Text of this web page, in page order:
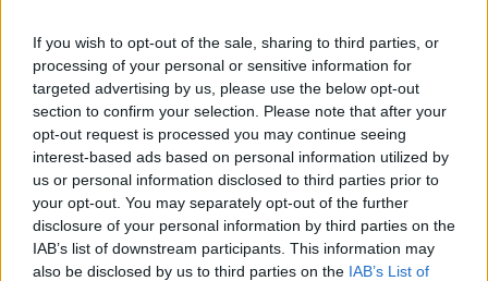
If you wish to opt-out of the sale, sharing to third parties, or
processing of your personal or sensitive information for
targeted advertising by us, please use the below opt-out
section to confirm your selection. Please note that after your
opt-out request is processed you may continue seeing
interest-based ads based on personal information utilized by
us or personal information disclosed to third parties prior to
your opt-out. You may separately opt-out of the further
disclosure of your personal information by third parties on the
IAB’s list of downstream participants. This information may
also be disclosed by us to third parties on the IAB’s List of